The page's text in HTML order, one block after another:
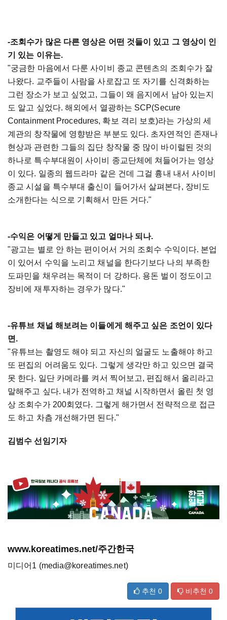
-조회수가 많은 다른 영상은 어떤 것들이 있고 그 영상이 인
기 있는 이유는.
"궁금한 마음에서 다룬 사이비 종교 콘텐츠의 조회수가 잘
나왔다. 교주들이 사람을 사로잡고 또 자기를 신격화하는
그런 장소가 보고 싶었고, 그들이 왜 음지에서 남아 있는지
도 알고 싶었다. 해외에서 열광하는 SCP(Secure
Containment Procedures, 확보 격리 보호)라는 가상의 세
계관의 창작물에 영향받은 부분도 있다. 초자연적인 존재나
현상과 관련한 그들의 집단 창작물 중 많이 바이럴된 것의
하나로 특수부대원이 사이비 종교단체에 쳐들어가는 영상
이 있다. 일종의 웹드라마 같은 건데 그걸 흉내 내서 사이비
종교 시설을 특수부대 출신이 들어가서 살펴본다, 장비도
소개한다는 식으로 기획해서 만든 거다."
-수익은 어떻게 만들고 있고 얼마나 되나.
"광고는 별로 안 하는 편이어서 거의 조회수 수익이다. 본업
이 있어서 수익을 노리고 채널을 한다기보다 나의 부족한
도파민을 채우려는 목적이 더 강하다. 용돈 벌이 정도이고
장비에 재투자하는 경우가 많다."
-유튜브 채널 해보려는 이들에게 해주고 싶은 조언이 있다
면.
"유튜브는 촬영도 해야 되고 자신의 얼굴도 노출해야 하고
또 편집의 어려움도 있다. 그렇게 생각만 하고 있으면 결국
못 한다. 일단 카메라를 켜서 찍어보고, 편집해서 올리라고
말해주고 싶다. 내가 전역하고 채널 시작하면서 올린 첫 영
상 조회수가 200회였다. 그렇게 해가면서 전략적으로 접근
도 하고 차츰 개선해가면 된다."
김범수 선임기자
www.koreatimes.net/주간한국
미디어1 (media@koreatimes.net)
추천 0 비추천 0